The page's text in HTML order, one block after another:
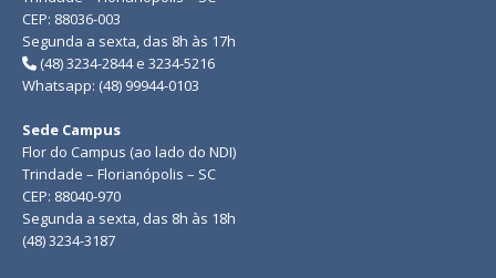
CEP: 88036-003
Segunda a sexta, das 8h às 17h
(48) 3234-2844 e 3234-5216
Whatsapp: (48) 99944-0103
Sede Campus
Flor do Campus (ao lado do NDI)
Trindade – Florianópolis – SC
CEP: 88040-970
Segunda a sexta, das 8h às 18h
(48) 3234-3187